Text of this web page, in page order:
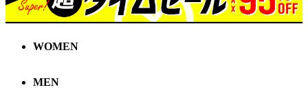
WOMEN
MEN